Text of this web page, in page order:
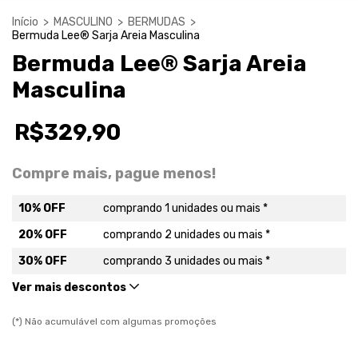
Início > MASCULINO > BERMUDAS >
Bermuda Lee® Sarja Areia Masculina
Bermuda Lee® Sarja Areia
Masculina
R$329,90
Compre mais, pague menos!
10% OFF
comprando 1 unidades ou mais *
20% OFF
comprando 2 unidades ou mais *
30% OFF
comprando 3 unidades ou mais *
Ver mais descontos
(*) Não acumulável com algumas promoções